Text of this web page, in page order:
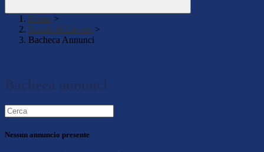
Home >
Scuola & Lavoro >
Bacheca Annunci
Bacheca annunci
Nessun annuncio presente